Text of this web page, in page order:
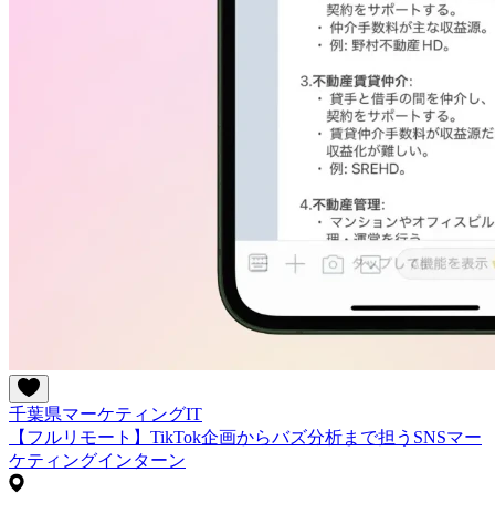
千葉県マーケティングIT
【フルリモート】TikTok企画からバズ分析まで担うSNSマー
ケティングインターン